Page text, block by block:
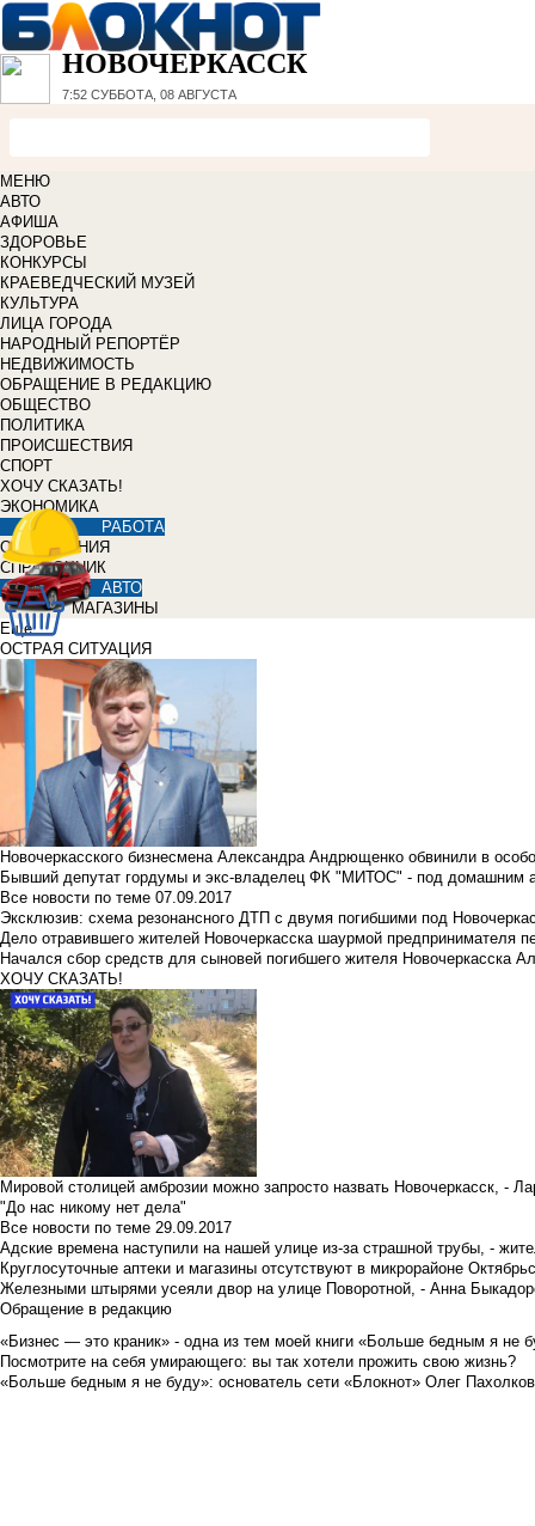
НОВОЧЕРКАССК
7:52 СУББОТА, 08 АВГУСТА
МЕНЮ
АВТО
АФИША
ЗДОРОВЬЕ
КОНКУРСЫ
КРАЕВЕДЧЕСКИЙ МУЗЕЙ
КУЛЬТУРА
ЛИЦА ГОРОДА
НАРОДНЫЙ РЕПОРТЁР
НЕДВИЖИМОСТЬ
ОБРАЩЕНИЕ В РЕДАКЦИЮ
ОБЩЕСТВО
ПОЛИТИКА
ПРОИСШЕСТВИЯ
СПОРТ
ХОЧУ СКАЗАТЬ!
ЭКОНОМИКА
РАБОТА
ОБЪЯВЛЕНИЯ
СПРАВОЧНИК
АВТО
МАГАЗИНЫ
Еще
ОСТРАЯ СИТУАЦИЯ
Новочеркасского бизнесмена Александра Андрющенко обвинили в
Бывший депутат гордумы и экс-владелец ФК "МИТОС" - под домашним
Все новости по теме 07.09.2017
Эксклюзив: схема резонансного ДТП с двумя погибшими под
Дело отравившего жителей Новочеркасска шаурмой предпринимателя
Начался сбор средств для сыновей погибшего жителя Новочеркасска
ХОЧУ СКАЗАТЬ!
Мировой столицей амброзии можно запросто назвать Новочеркасск, -
"До нас никому нет дела"
Все новости по теме 29.09.2017
Адские времена наступили на нашей улице из-за страшной трубы, -
Круглосуточные аптеки и магазины отсутствуют в микрорайоне
Железными штырями усеяли двор на улице Поворотной, - Анна
Обращение в редакцию
«Бизнес — это краник» - одна из тем моей книги «Больше бедным я не
Посмотрите на себя умирающего: вы так хотели прожить свою жизнь?
«Больше бедным я не буду»: основатель сети «Блокнот» Олег Пахолков